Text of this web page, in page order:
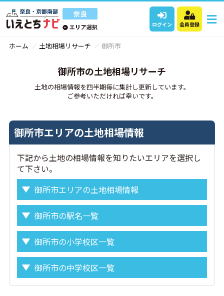
ログイン 会員登録
ホーム 土地相場リサーチ 御所市
御所市の土地相場リサーチ
土地の相場情報を四半期毎に集計し更新しています。
ご参考いただければ幸いです。
御所市エリアの土地相場情報
下記から土地の相場情報を知りたいエリアを選択し
て下さい。
御所市エリアの土地相場情報
御所市の駅名一覧
御所市の小学校区一覧
御所市の中学校区一覧